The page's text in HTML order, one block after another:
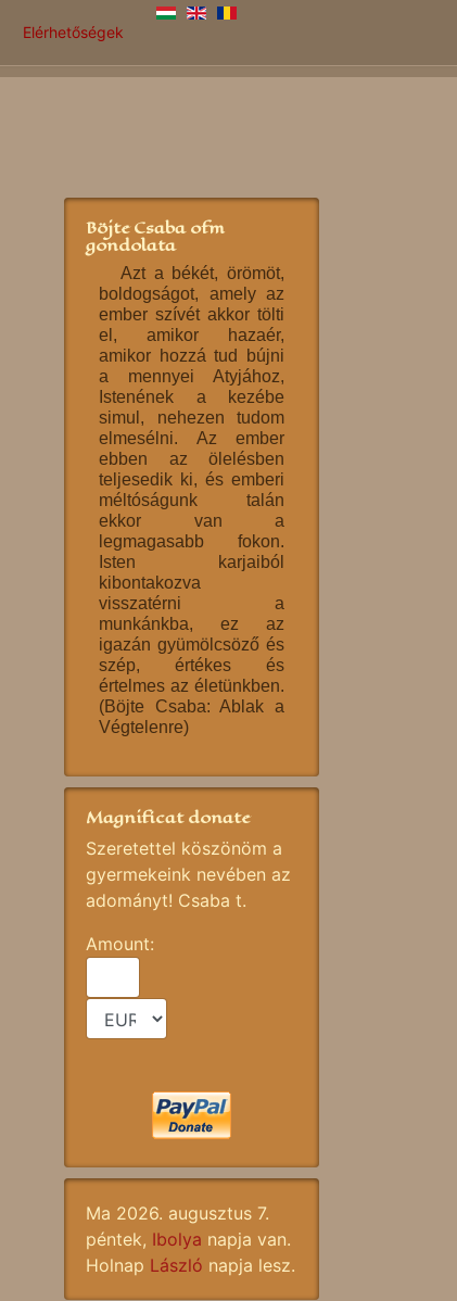
Elérhetőségek
Böjte Csaba ofm
gondolata
Azt a békét, örömöt,
boldogságot, amely az
ember szívét akkor tölti
el, amikor hazaér,
amikor hozzá tud bújni
a mennyei Atyjához,
Istenének a kezébe
simul, nehezen tudom
elmesélni. Az ember
ebben az ölelésben
teljesedik ki, és emberi
méltóságunk talán
ekkor van a
legmagasabb fokon.
Isten karjaiból
kibontakozva
visszatérni a
munkánkba, ez az
igazán gyümölcsöző és
szép, értékes és
értelmes az életünkben.
(Böjte Csaba: Ablak a
Végtelenre)
Magnificat donate
Szeretettel köszönöm a
gyermekeink nevében az
adományt! Csaba t.
Amount:
Ma 2026. augusztus 7.
péntek, Ibolya napja van.
Holnap László napja lesz.